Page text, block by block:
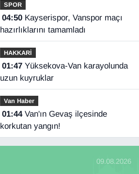
SPOR
04:50Kayserispor, Vanspor maçı
hazırlıklarını tamamladı
HAKKARİ
01:47Yüksekova-Van karayolunda
uzun kuyruklar
Van Haber
01:44Van'ın Gevaş ilçesinde
korkutan yangın!
09.08.2026